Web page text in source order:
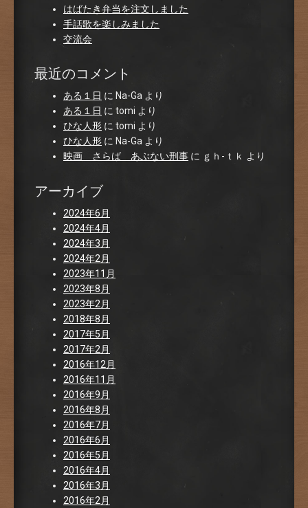
はばたき弁当を注文しました
手話歌を楽しみました
交流会
最近のコメント
ある１日 に Na-Ga より
ある１日 に tomi より
ひな人形 に tomi より
ひな人形 に Na-Ga より
映画 さらば あぶない刑事 に ｇｈ-ｔｋ より
アーカイブ
2024年6月
2024年4月
2024年3月
2024年2月
2023年11月
2023年8月
2023年2月
2018年8月
2017年5月
2017年2月
2016年12月
2016年11月
2016年9月
2016年8月
2016年7月
2016年6月
2016年5月
2016年4月
2016年3月
2016年2月